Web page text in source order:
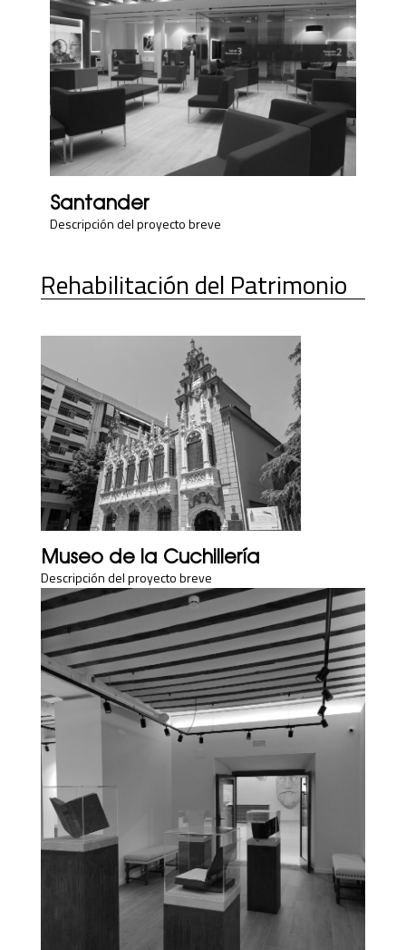
Santander
Descripción del proyecto breve
Rehabilitación del Patrimonio
Museo de la Cuchillería
Descripción del proyecto breve